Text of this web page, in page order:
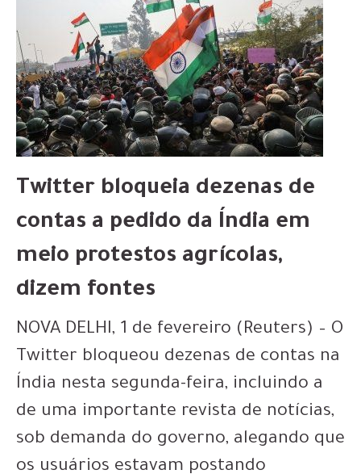
Twitter bloqueia dezenas de
contas a pedido da Índia em
meio protestos agrícolas,
dizem fontes
NOVA DELHI, 1 de fevereiro (Reuters) – O
Twitter bloqueou dezenas de contas na
Índia nesta segunda-feira, incluindo a
de uma importante revista de notícias,
sob demanda do governo, alegando que
os usuários estavam postando